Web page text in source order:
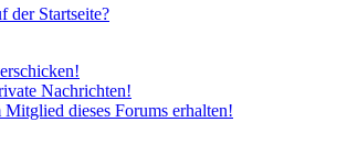
der Startseite?
Nachrichten!
dieses Forums erhalten!